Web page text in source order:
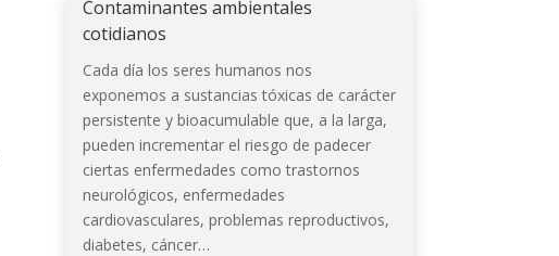
Contaminantes ambientales
cotidianos
Cada día los seres humanos nos
exponemos a sustancias tóxicas de carácter
persistente y bioacumulable que, a la larga,
pueden incrementar el riesgo de padecer
ciertas enfermedades como trastornos
neurológicos, enfermedades
cardiovasculares, problemas reproductivos,
diabetes, cáncer…